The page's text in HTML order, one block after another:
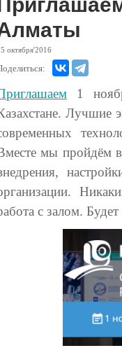
октября'2016
1
Лучшие
мы пройдём
с залом.